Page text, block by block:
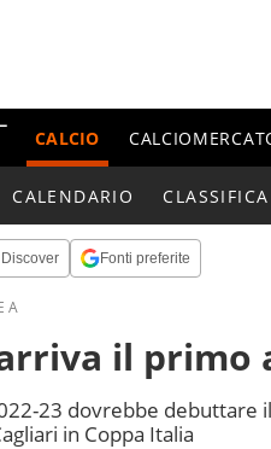
CALCIO
CALENDARIO CLASSIFICA
Fonti preferite
A
il
23 dovrebbe debuttare
in Coppa Italia